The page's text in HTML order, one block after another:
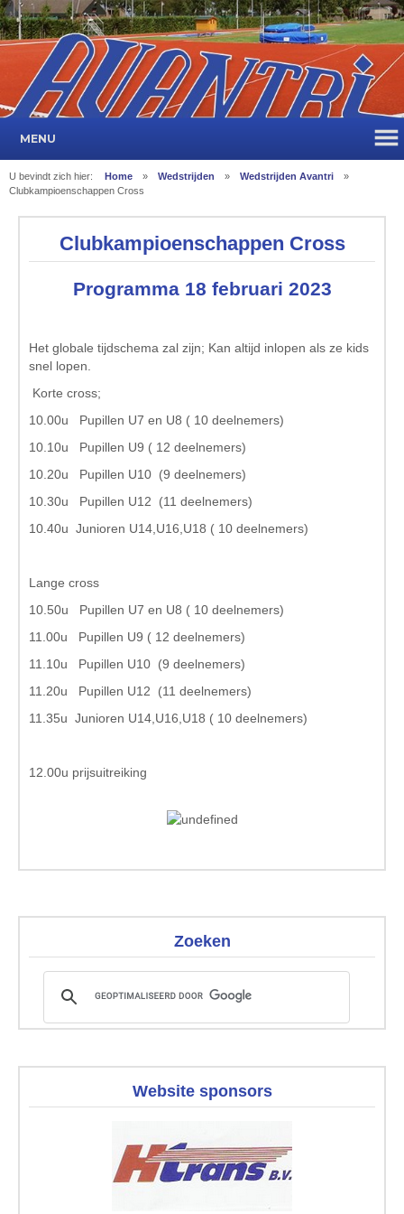
MENU
U bevindt zich hier: Home » Wedstrijden » Wedstrijden Avantri
»
Clubkampioenschappen Cross
Clubkampioenschappen Cross
Programma 18 februari 2023
Het globale tijdschema zal zijn; Kan altijd inlopen als ze kids
snel lopen.
Korte cross;
10.00u Pupillen U7 en U8 ( 10 deelnemers)
10.10u Pupillen U9 ( 12 deelnemers)
10.20u Pupillen U10 (9 deelnemers)
10.30u Pupillen U12 (11 deelnemers)
10.40u Junioren U14,U16,U18 ( 10 deelnemers)
Lange cross
10.50u Pupillen U7 en U8 ( 10 deelnemers)
11.00u Pupillen U9 ( 12 deelnemers)
11.10u Pupillen U10 (9 deelnemers)
11.20u Pupillen U12 (11 deelnemers)
11.35u Junioren U14,U16,U18 ( 10 deelnemers)
12.00u prijsuitreiking
Zoeken
Website sponsors